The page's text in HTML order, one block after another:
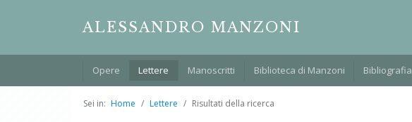
ALESSANDRO MANZONI
Opere Lettere Manoscritti Biblioteca di Manzoni Bibliografia
Sei in: Home Lettere Risultati della ricerca